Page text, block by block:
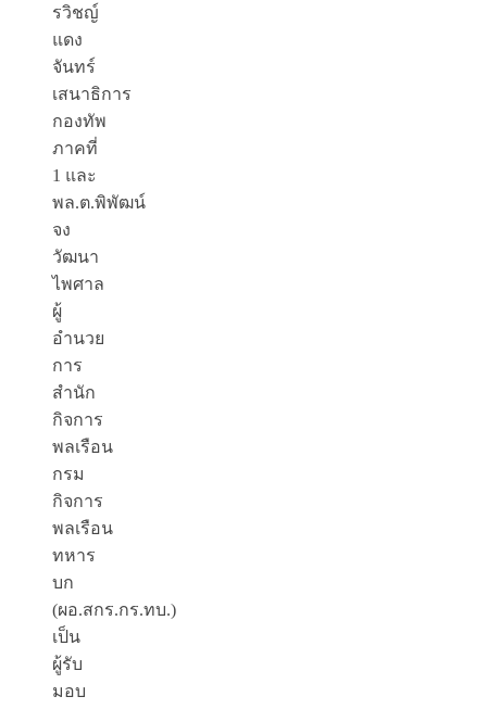
รวิชญ์
แดง
จันทร์
เสนาธิการ
กองทัพ
ภาคที่
1 และ
พล.ต.พิพัฒน์
จง
วัฒนา
ไพศาล
ผู้
อำนวย
การ
สำนัก
กิจการ
พลเรือน
กรม
กิจการ
พลเรือน
ทหาร
บก
(ผอ.สกร.กร.ทบ.)
เป็น
ผู้รับ
มอบ